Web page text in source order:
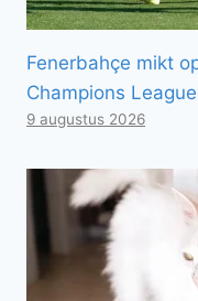
Fenerbahçe mikt
Champions League
9 augustus 2026